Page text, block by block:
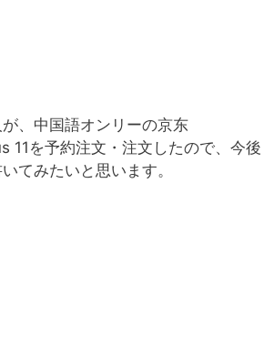
、中国語オンリーの京东
11を予約注文・注文したので、今後
てみたいと思います。